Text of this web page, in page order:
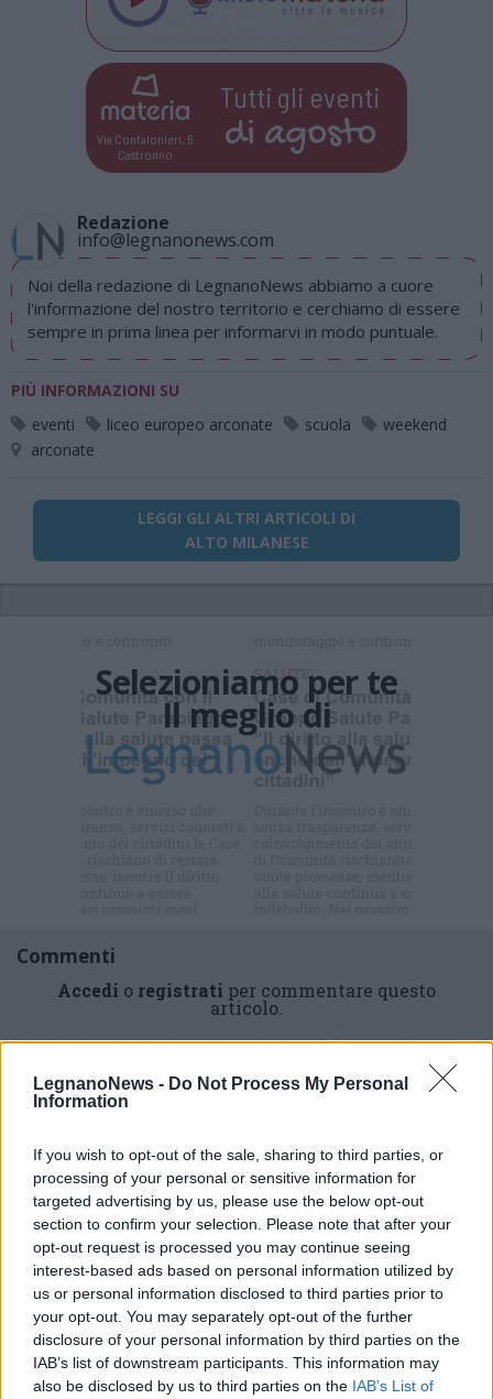
LegnanoNews - Do Not Process My Personal
Information
If you wish to opt-out of the sale, sharing to third parties, or
processing of your personal or sensitive information for
targeted advertising by us, please use the below opt-out
section to confirm your selection. Please note that after your
opt-out request is processed you may continue seeing
interest-based ads based on personal information utilized by
us or personal information disclosed to third parties prior to
your opt-out. You may separately opt-out of the further
disclosure of your personal information by third parties on the
IAB’s list of downstream participants. This information may
also be disclosed by us to third parties on the IAB’s List of
Via Confalonieri, 5
Castronno
Tutti gli eventi
di agosto
Redazione
info@legnanonews.com
Noi della redazione di LegnanoNews abbiamo a cuore
l'informazione del nostro territorio e cerchiamo di essere
sempre in prima linea per informarvi in modo puntuale.
PIÙ INFORMAZIONI SU
eventi
liceo europeo arconate scuola
weekend
arconate
LEGGI GLI ALTRI ARTICOLI DI
ALTO MILANESE
Selezioniamo per te
Il meglio di
Iscriviti alla
Commenti
Accedi o registrati per commentare questo
articolo.
L'email è richiesta ma non verrà mostrata ai visitatori. Il contenuto di questo
di VareseNews.it, che rimane autonoma e indipendente. I messaggi inclusi nei
commenti non sono testi giornalistici, ma post inviati dai singoli lettori che
possono essere automaticamente pubblicati senza filtro preventivo. I commenti
che includano uno o più link a siti esterni verranno rimossi in automatico dal